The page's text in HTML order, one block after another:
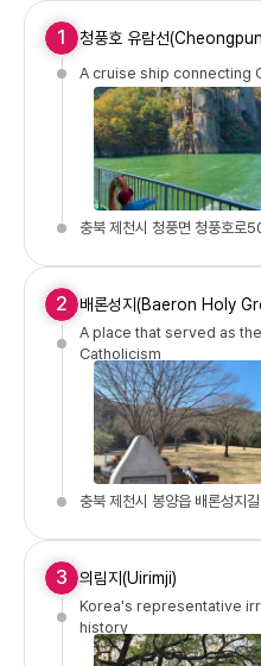
1 청풍호 유람선
A cruise ship connecting
충북 제천시 청풍면 청풍호로
2 배론성지(Baeron Holy
A place that served as
Catholicism
충북 제천시 봉양읍 배론성지
3 의림지(Uirimji)
Korea's representative
history